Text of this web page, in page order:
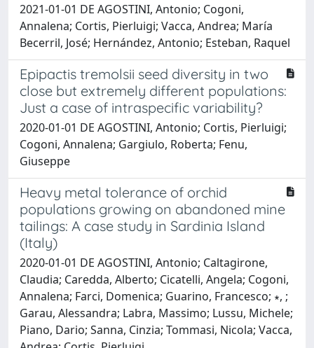
2021-01-01 DE AGOSTINI, Antonio; Cogoni,
Annalena; Cortis, Pierluigi; Vacca, Andrea; María
Becerril, José; Hernández, Antonio; Esteban, Raquel
Epipactis tremolsii seed diversity in two
close but extremely different populations:
Just a case of intraspecific variability?
2020-01-01 DE AGOSTINI, Antonio; Cortis, Pierluigi;
Cogoni, Annalena; Gargiulo, Roberta; Fenu,
Giuseppe
Heavy metal tolerance of orchid
populations growing on abandoned mine
tailings: A case study in Sardinia Island
(Italy)
2020-01-01 DE AGOSTINI, Antonio; Caltagirone,
Claudia; Caredda, Alberto; Cicatelli, Angela; Cogoni,
Annalena; Farci, Domenica; Guarino, Francesco; ∗, ;
Garau, Alessandra; Labra, Massimo; Lussu, Michele;
Piano, Dario; Sanna, Cinzia; Tommasi, Nicola; Vacca,